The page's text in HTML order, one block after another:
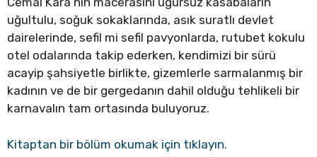
uğultulu, soğuk sokaklarında, asık suratlı devlet
dairelerinde, sefil mi sefil pavyonlarda, rutubet kokulu
otel odalarında takip ederken, kendimizi bir sürü
acayip şahsiyetle birlikte, gizemlerle sarmalanmış bir
kadının ve de bir gergedanın dahil olduğu tehlikeli bir
karnavalın tam ortasında buluyoruz.
Kitaptan bir bölüm okumak için tıklayın.